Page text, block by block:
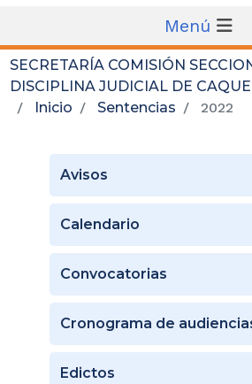
Menú
SECRETARÍA COMISIÓN
DISCIPLINA JUDICIAL DE
Inicio
Sentencias 2022
Avisos
Calendario
Convocatorias
Cronograma de
Edictos